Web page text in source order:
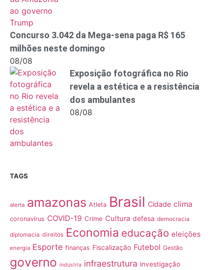
Concurso 3.042 da Mega-sena paga R$ 165
milhões neste domingo
08/08
Exposição fotográfica no Rio
revela a estética e a resistência
dos ambulantes
08/08
TAGS
alerta amazonas Atleta Brasil Cidade clima
coronavírus COVID-19 Crime Cultura defesa democracia
diplomacia direitos Economia educação eleições
energia Esporte finanças Fiscalização Futebol Gestão
governo indústria infraestrutura investigação